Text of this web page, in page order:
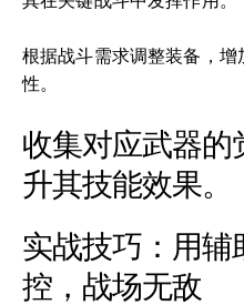
根据战斗需求调整装备，
性。
收集对应武器的
升其技能效果。
实战技巧：用辅
控，战场无敌